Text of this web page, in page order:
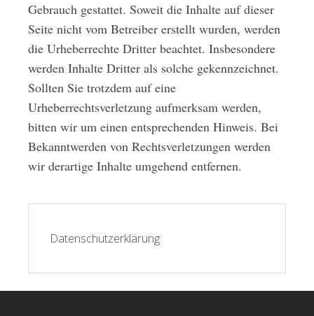
Gebrauch gestattet. Soweit die Inhalte auf dieser
Seite nicht vom Betreiber erstellt wurden, werden
die Urheberrechte Dritter beachtet. Insbesondere
werden Inhalte Dritter als solche gekennzeichnet.
Sollten Sie trotzdem auf eine
Urheberrechtsverletzung aufmerksam werden,
bitten wir um einen entsprechenden Hinweis. Bei
Bekanntwerden von Rechtsverletzungen werden
wir derartige Inhalte umgehend entfernen.
Datenschutzerklärung